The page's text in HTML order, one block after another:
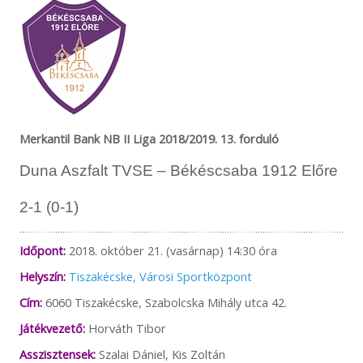
Merkantil Bank NB II Liga 2018/2019. 13. forduló
Duna Aszfalt TVSE – Békéscsaba 1912 Előre
2-1 (0-1)
Időpont:2018. október 21. (vasárnap) 14:30 óra
Helyszín: Tiszakécske, Városi Sportközpont
Cím:6060 Tiszakécske, Szabolcska Mihály utca 42.
Játékvezető:Horváth Tibor
Asszisztensek:Szalai Dániel, Kis Zoltán